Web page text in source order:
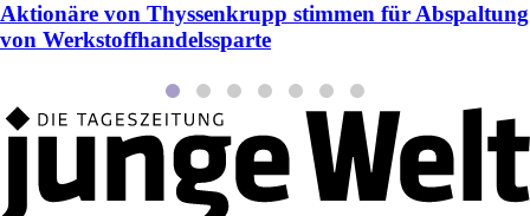
Aktionäre von Thyssenkrupp stimmen für Abspaltung
von Werkstoffhandelssparte